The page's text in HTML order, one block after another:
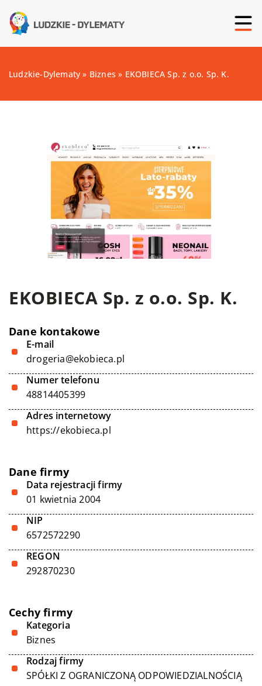
Ludzkie-Dylematy » Biznes » EKOBIECA Sp. z o.o. Sp. K.
EKOBIECA Sp. z o.o. Sp. K.
Dane kontakowe
E-mail
drogeria@ekobieca.pl
Numer telefonu
48814405399
Adres internetowy
https://ekobieca.pl
Dane firmy
Data rejestracji firmy
01 kwietnia 2004
NIP
6572572290
REGON
292870230
Cechy firmy
Kategoria
Biznes
Rodzaj firmy
SPÓŁKI Z OGRANICZONĄ ODPOWIEDZIALNOŚCIĄ